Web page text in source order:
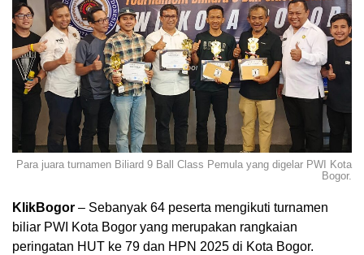
Para juara turnamen Biliard 9 Ball Class Pemula yang digelar PWI Kota
Bogor.
KlikBogor – Sebanyak 64 peserta mengikuti turnamen
biliar PWI Kota Bogor yang merupakan rangkaian
peringatan HUT ke 79 dan HPN 2025 di Kota Bogor.